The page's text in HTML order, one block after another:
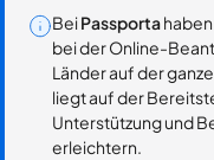
BeiPassporta
bei der Online-
Länder auf der
liegt auf der
Unterstützung und
erleichtern.